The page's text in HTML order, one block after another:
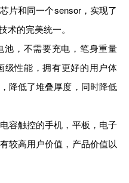
片和同一个sensor，实现了
术的完美统一。
池，不需要充电，笔身重量
级性能，拥有更好的用户体
降低了堆叠厚度，同时降低
容触控的手机，平板，电子
较高用户价值，产品价值以